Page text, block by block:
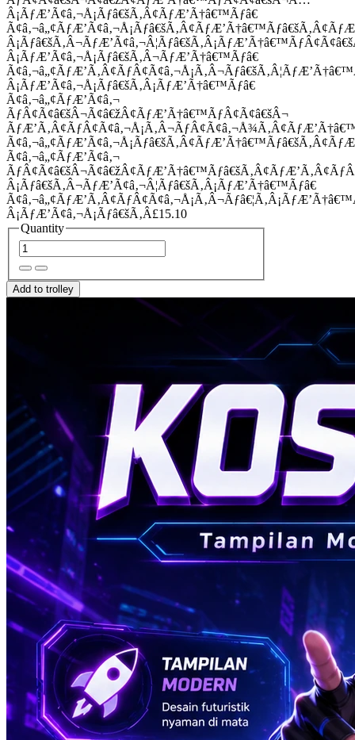
Â¡ÃƒÆ’Ã¢â‚¬Å¡Ãƒâ€šÃ‚Â¢ÃƒÆ’Ã†â€™Ãƒâ€
Â¡ÃƒÆ’Ã¢â‚¬Å¡Ãƒâ€šÃ‚Â¬ÃƒÆ’Ã†â€™Ãƒâ€
Â¡ÃƒÆ’Ã¢â‚¬Å¡Ãƒâ€šÃ‚Â¡ÃƒÆ’Ã†â€™Ãƒâ€
Ã¢â‚¬â„¢ÃƒÆ’Ã¢â‚¬
ÃƒÂ¢Ã¢â€šÂ¬Ã¢â€žÂ¢ÃƒÆ’Ã†â€™ÃƒÂ¢Ã¢â€šÂ¬
Ã¢â‚¬â„¢ÃƒÆ’Ã¢â‚¬
Â¡Ãƒâ€šÃ‚Â¬ÃƒÆ’Ã¢â‚¬Â¦Ãƒâ€šÃ‚Â¡ÃƒÆ’Ã†â€™Ãƒâ€
Â¡ÃƒÆ’Ã¢â‚¬Å¡Ãƒâ€šÃ‚Â£15.10
Quantity
Add to trolley